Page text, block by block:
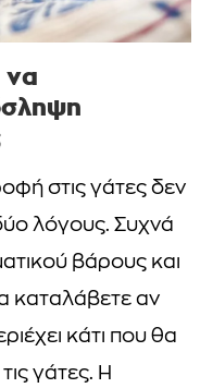
να
στις γάτες δεν
λόγους. Συχνά
βάρους και
καταλάβετε αν
κάτι που θα
γάτες. Η